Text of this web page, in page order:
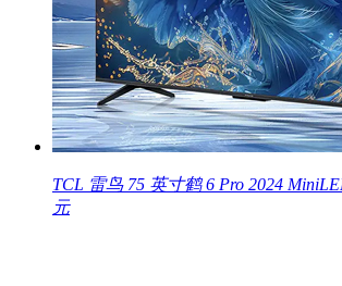
TCL 雷鸟 75 英寸鹤 6 Pro 2024
元